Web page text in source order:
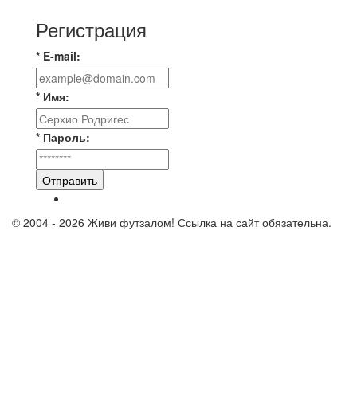
Регистрация
* E-mail:
* Имя:
* Пароль:
Отправить
© 2004 - 2026 Живи футзалом! Ссылка на сайт обязательна.